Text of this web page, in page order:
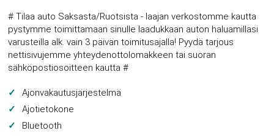
# Tilaa auto Saksasta/Ruotsista - laajan verkostomme kautta
pystymme toimittamaan sinulle laadukkaan auton haluamillasi
varusteilla alk. vain 3 päivän toimitusajalla! Pyydä tarjous
nettisivujemme yhteydenottolomakkeen tai suoran
sähköpostiosoitteen kautta #
Ajonvakautusjärjestelmä
Ajotietokone
Bluetooth